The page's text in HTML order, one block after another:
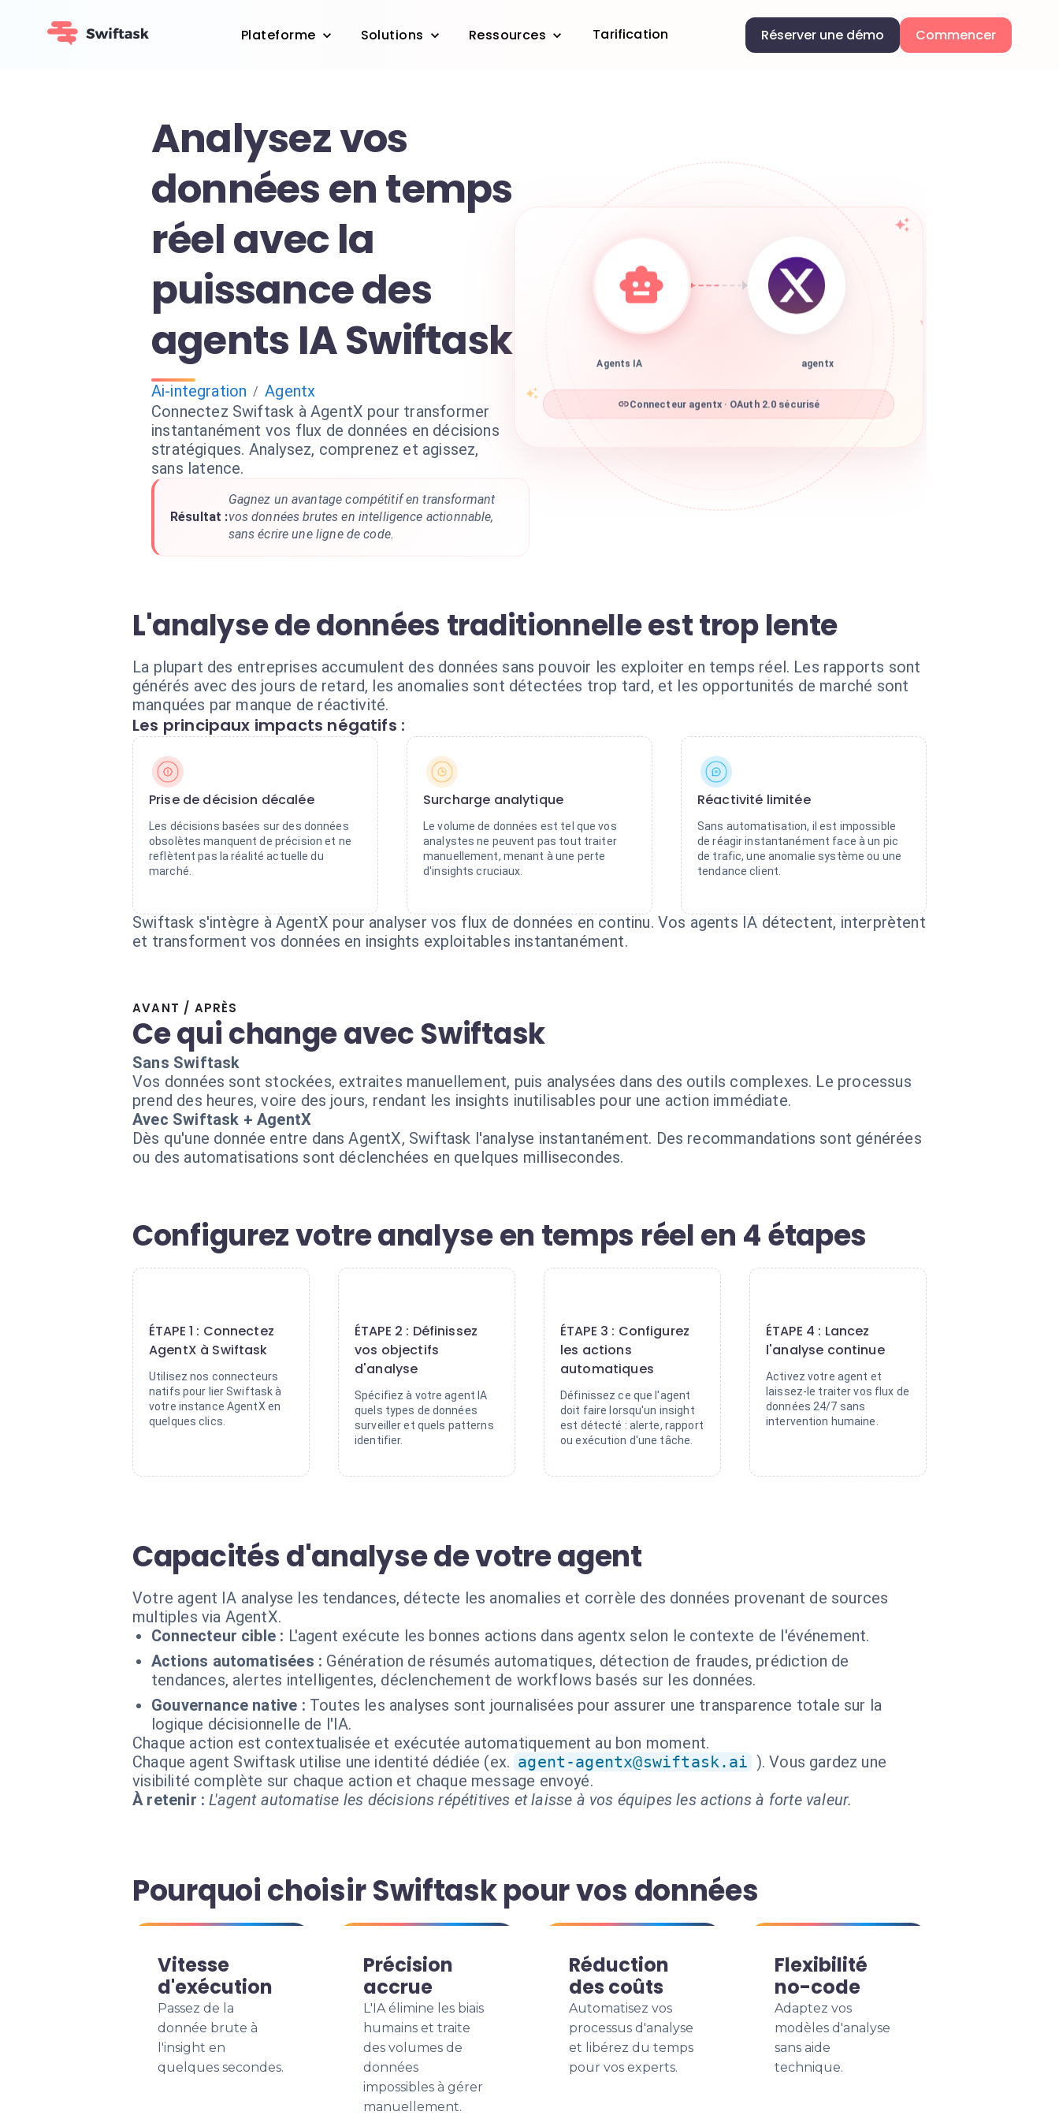
Plateforme Solutions Ressources Tarification Réserver une démo Commencer
Analysez vos
données en temps
réel avec la
puissance des
agents IA Swiftask
Ai-integration / Agentx
Connectez Swiftask à AgentX pour transformer
instantanément vos flux de données en décisions
stratégiques. Analysez, comprenez et agissez,
sans latence.
Résultat :
Gagnez un avantage compétitif en transformant
vos données brutes en intelligence actionnable,
sans écrire une ligne de code.
Agents IA agentx
Connecteur agentx · OAuth 2.0 sécurisé
L'analyse de données traditionnelle est trop lente
La plupart des entreprises accumulent des données sans pouvoir les exploiter en temps réel. Les rapports sont
générés avec des jours de retard, les anomalies sont détectées trop tard, et les opportunités de marché sont
manquées par manque de réactivité.
Les principaux impacts négatifs :
Prise de décision décalée
Les décisions basées sur des données
obsolètes manquent de précision et ne
reflètent pas la réalité actuelle du
marché.
Surcharge analytique
Le volume de données est tel que vos
analystes ne peuvent pas tout traiter
manuellement, menant à une perte
d'insights cruciaux.
Réactivité limitée
Sans automatisation, il est impossible
de réagir instantanément face à un pic
de trafic, une anomalie système ou une
tendance client.
Swiftask s'intègre à AgentX pour analyser vos flux de données en continu. Vos agents IA détectent, interprètent
et transforment vos données en insights exploitables instantanément.
AVANT / APRÈS
Ce qui change avec Swiftask
Sans Swiftask
Vos données sont stockées, extraites manuellement, puis analysées dans des outils complexes. Le processus
prend des heures, voire des jours, rendant les insights inutilisables pour une action immédiate.
Avec Swiftask + AgentX
Dès qu'une donnée entre dans AgentX, Swiftask l'analyse instantanément. Des recommandations sont générées
ou des automatisations sont déclenchées en quelques millisecondes.
Configurez votre analyse en temps réel en 4 étapes
ÉTAPE 1 : Connectez
AgentX à Swiftask
Utilisez nos connecteurs
natifs pour lier Swiftask à
votre instance AgentX en
quelques clics.
ÉTAPE 2 : Définissez
vos objectifs
d'analyse
Spécifiez à votre agent IA
quels types de données
surveiller et quels patterns
identifier.
ÉTAPE 3 : Configurez
les actions
automatiques
Définissez ce que l'agent
doit faire lorsqu'un insight
est détecté : alerte, rapport
ou exécution d'une tâche.
ÉTAPE 4 : Lancez
l'analyse continue
Activez votre agent et
laissez-le traiter vos flux de
données 24/7 sans
intervention humaine.
Capacités d'analyse de votre agent
Votre agent IA analyse les tendances, détecte les anomalies et corrèle des données provenant de sources
multiples via AgentX.
Connecteur cible : L'agent exécute les bonnes actions dans agentx selon le contexte de l'événement.
Actions automatisées : Génération de résumés automatiques, détection de fraudes, prédiction de
tendances, alertes intelligentes, déclenchement de workflows basés sur les données.
Gouvernance native : Toutes les analyses sont journalisées pour assurer une transparence totale sur la
logique décisionnelle de l'IA.
Chaque action est contextualisée et exécutée automatiquement au bon moment.
Chaque agent Swiftask utilise une identité dédiée (ex. agent-agentx@swiftask.ai ). Vous gardez une
visibilité complète sur chaque action et chaque message envoyé.
À retenir : L'agent automatise les décisions répétitives et laisse à vos équipes les actions à forte valeur.
Pourquoi choisir Swiftask pour vos données
Vitesse
d'exécution
Passez de la
donnée brute à
l'insight en
quelques secondes.
Précision
accrue
L'IA élimine les biais
humains et traite
des volumes de
données
impossibles à gérer
manuellement.
Réduction
des coûts
Automatisez vos
processus d'analyse
et libérez du temps
pour vos experts.
Flexibilité
no-code
Adaptez vos
modèles d'analyse
sans aide
technique.